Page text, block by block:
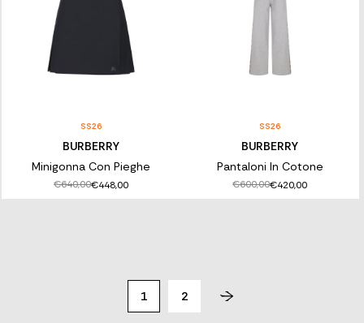
SS26
BURBERRY
Minigonna Con Pieghe
€640,00€448,00
SS26
BURBERRY
Pantaloni In Cotone
€600,00€420,00
1 2